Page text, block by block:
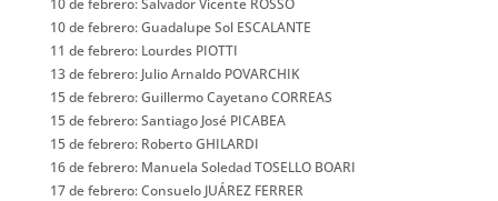
10 de febrero: Guadalupe Sol ESCALANTE
11 de febrero: Lourdes PIOTTI
13 de febrero: Julio Arnaldo POVARCHIK
15 de febrero: Guillermo Cayetano CORREAS
15 de febrero: Santiago José PICABEA
15 de febrero: Roberto GHILARDI
16 de febrero: Manuela Soledad TOSELLO BOARI
17 de febrero: Consuelo JUÁREZ FERRER